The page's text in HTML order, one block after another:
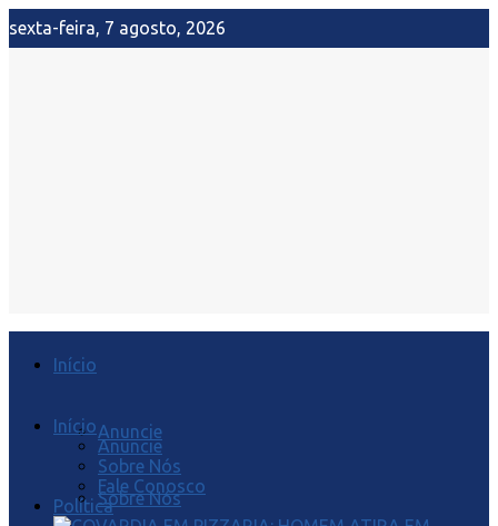
sexta-feira, 7 agosto, 2026
Início
Anuncie
Sobre Nós
Início
Anuncie
Sobre Nós
Fale Conosco
Política